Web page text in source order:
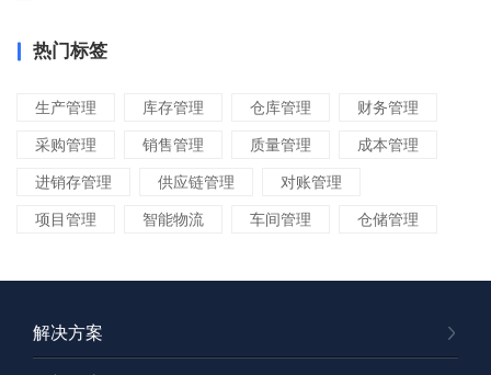
热门标签
生产管理 库存管理 仓库管理 财务管理
采购管理 销售管理 质量管理 成本管理
进销存管理 供应链管理 对账管理
项目管理 智能物流 车间管理 仓储管理
解决方案